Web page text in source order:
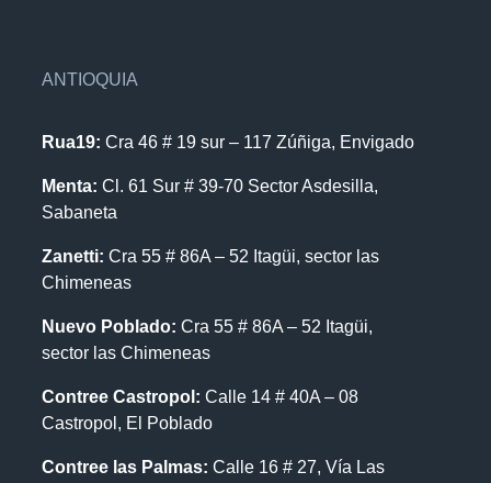
ANTIOQUIA
Rua19: Cra 46 # 19 sur – 117 Zúñiga, Envigado
Menta: Cl. 61 Sur # 39-70 Sector Asdesilla,
Sabaneta
Zanetti: Cra 55 # 86A – 52 Itagüi, sector las
Chimeneas
Nuevo Poblado: Cra 55 # 86A – 52 Itagüi,
sector las Chimeneas
Contree Castropol: Calle 14 # 40A – 08
Castropol, El Poblado
Contree las Palmas: Calle 16 # 27, Vía Las